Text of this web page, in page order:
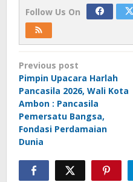
Follow Us On
Post
navigation
Previous post
Pimpin Upacara Harlah
Pancasila 2026, Wali Kota
Ambon : Pancasila
Pemersatu Bangsa,
Fondasi Perdamaian
Dunia